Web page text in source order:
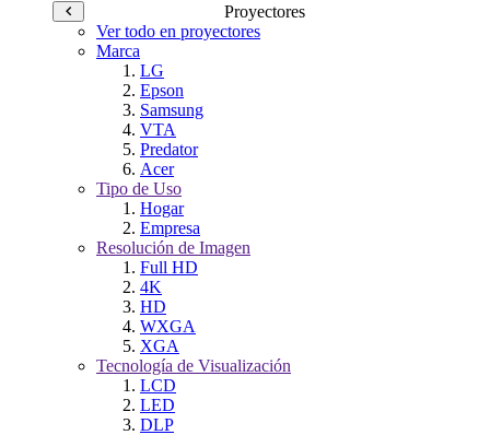
Proyectores
Ver todo en proyectores
Marca
LG
Epson
Samsung
VTA
Predator
Acer
Tipo de Uso
Hogar
Empresa
Resolución de Imagen
Full HD
4K
HD
WXGA
XGA
Tecnología de Visualización
LCD
LED
DLP